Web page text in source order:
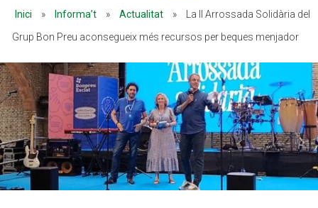
Inici » Informa’t » Actualitat »
La II Arrossada Solidària del
Grup Bon Preu aconsegueix més recursos per beques menjador
MÓN ESCOLAR
ALBERG CENTRE ESPLAI
FORMACIÓ